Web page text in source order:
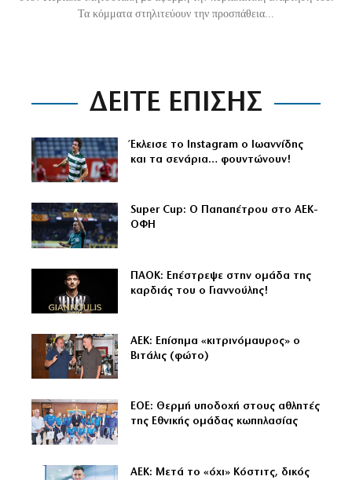
Τα κόμματα στηλιτεύουν την προσπάθεια...
ΔΕΙΤΕ ΕΠΙΣΗΣ
Έκλεισε το Instagram ο Ιωαννίδης
και τα σενάρια… φουντώνουν!
Super Cup: Ο Παπαπέτρου στο ΑΕΚ-
ΟΦΗ
ΠΑΟΚ: Επέστρεψε στην ομάδα της
καρδιάς του ο Γιαννούλης!
ΑΕΚ: Επίσημα «κιτρινόμαυρος» ο
Βιτάλις (φώτο)
ΕΟΕ: Θερμή υποδοχή στους αθλητές
της Εθνικής ομάδας κωπηλασίας
ΑΕΚ: Μετά το «όχι» Κόστιτς, δικός